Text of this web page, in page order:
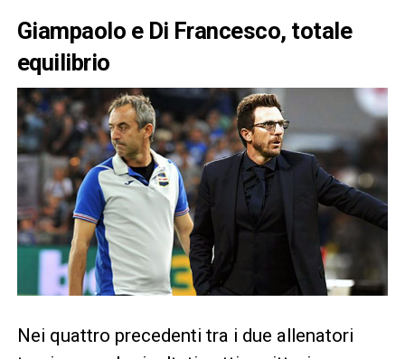
Giampaolo e Di Francesco, totale
equilibrio
Nei quattro precedenti tra i due allenatori